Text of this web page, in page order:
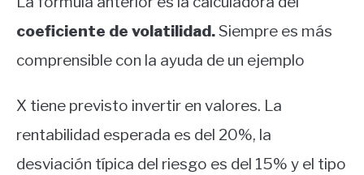
coeficiente de volatilidad.Siempre es más
comprensible con la ayuda de un ejemplo
X tiene previsto invertir en valores. La
rentabilidad esperada es del 20%, la
desviación típica del riesgo es del 15% y el tipo